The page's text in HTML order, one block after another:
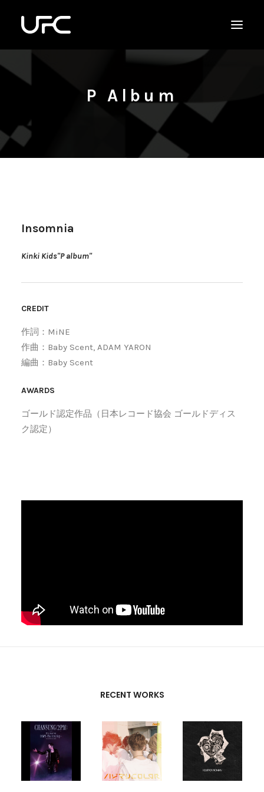
P Album
Insomnia
Kinki Kids"P album"
CREDIT
作詞：MiNE
作曲：Baby Scent, ADAM YARON
編曲：Baby Scent
AWARDS
ゴールド認定作品（日本レコード協会 ゴールドディス
ク認定）
RECENT WORKS
CREATIVE
PARTNERS